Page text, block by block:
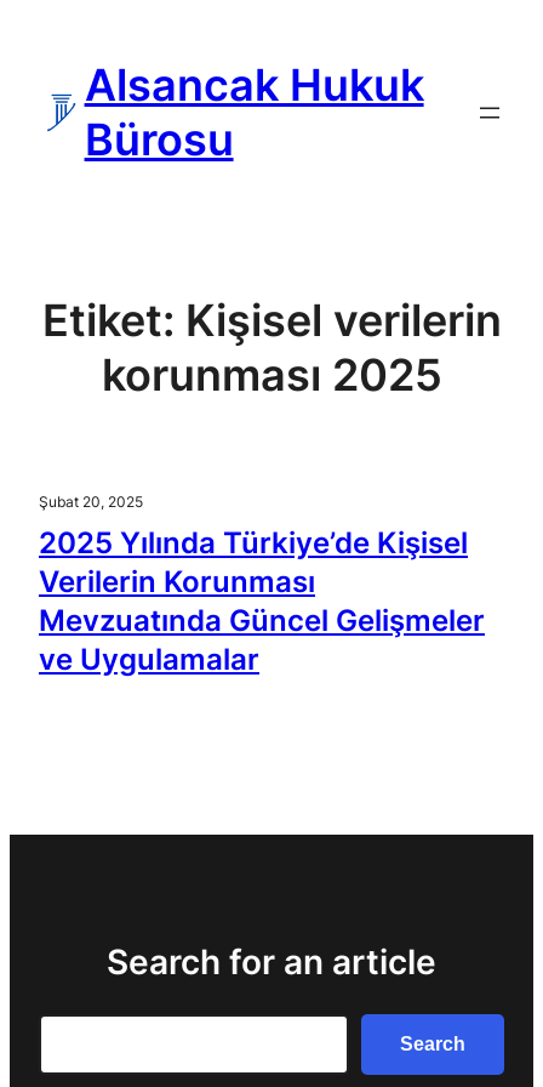
Alsancak Hukuk
Bürosu
Etiket: Kişisel verilerin
korunması 2025
Şubat 20, 2025
2025 Yılında Türkiye’de Kişisel
Verilerin Korunması
Mevzuatında Güncel Gelişmeler
ve Uygulamalar
Search for an article
Search